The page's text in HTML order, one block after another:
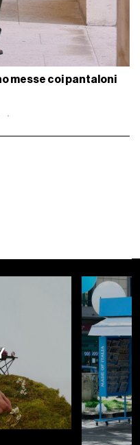
messe coi pantaloni